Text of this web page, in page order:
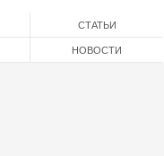
СТАТЬИ
НОВОСТИ